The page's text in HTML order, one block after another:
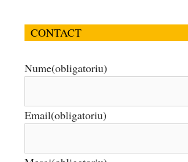
CONTACT
Nume(obligatoriu)
Email(obligatoriu)